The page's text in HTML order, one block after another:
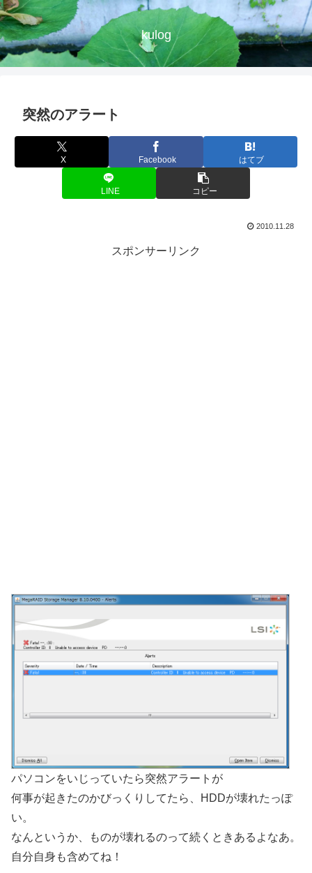
kulog
突然のアラート
X Facebook はてブ
LINE コピー
2010.11.28
スポンサーリンク
パソコンをいじっていたら突然アラートが
何事が起きたのかびっくりしてたら、HDDが壊れたっぽ
い。
なんというか、ものが壊れるのって続くときあるよなあ。
自分自身も含めてね！